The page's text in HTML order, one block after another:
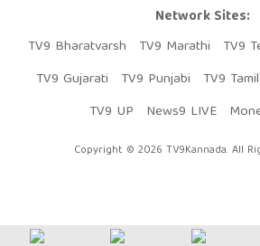
Network Sites:
TV9 Bharatvarsh
TV9 Marathi TV9
TV9 Gujarati
TV9 Punjabi TV9 Tamil
TV9 UP
News9 LIVE
Copyright © 2026 TV9Kannada. All